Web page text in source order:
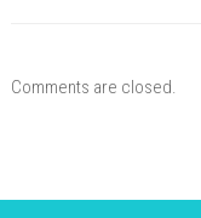
Comments are closed.